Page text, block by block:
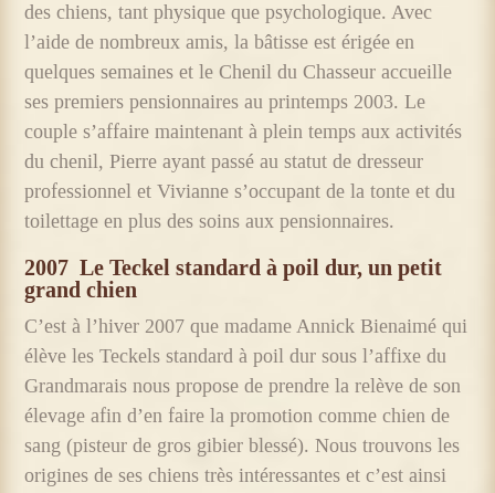
des chiens, tant physique que psychologique. Avec
l’aide de nombreux amis, la bâtisse est érigée en
quelques semaines et le Chenil du Chasseur accueille
ses premiers pensionnaires au printemps 2003. Le
couple s’affaire maintenant à plein temps aux activités
du chenil, Pierre ayant passé au statut de dresseur
professionnel et Vivianne s’occupant de la tonte et du
toilettage en plus des soins aux pensionnaires.
2007 Le Teckel standard à poil dur, un petit
grand chien
C’est à l’hiver 2007 que madame Annick Bienaimé qui
élève les Teckels standard à poil dur sous l’affixe du
Grandmarais nous propose de prendre la relève de son
élevage afin d’en faire la promotion comme chien de
sang (pisteur de gros gibier blessé). Nous trouvons les
origines de ses chiens très intéressantes et c’est ainsi